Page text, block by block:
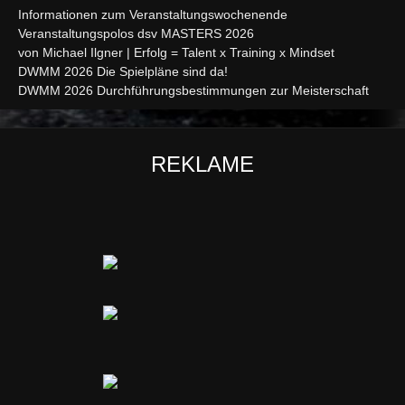
Informationen zum Veranstaltungswochenende
Veranstaltungspolos dsv MASTERS 2026
von Michael Ilgner | Erfolg = Talent x Training x Mindset
DWMM 2026 Die Spielpläne sind da!
DWMM 2026 Durchführungsbestimmungen zur Meisterschaft
REKLAME